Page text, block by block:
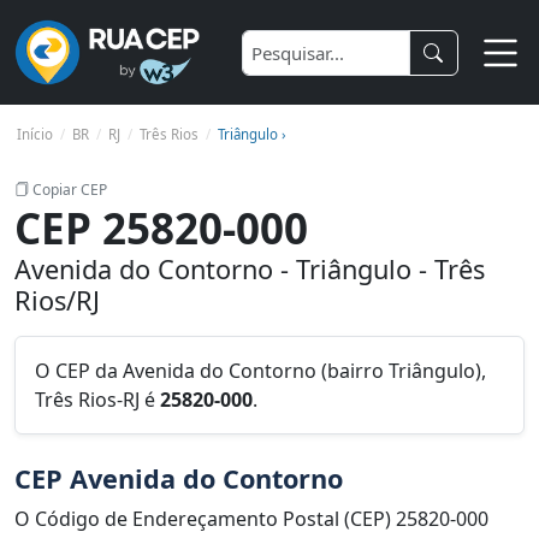
Início BR RJ Três Rios Triângulo ›
Copiar CEP
CEP 25820-000
Avenida do Contorno - Triângulo - Três
Rios/RJ
O CEP da Avenida do Contorno (bairro Triângulo),
Três Rios-RJ é25820-000.
CEP Avenida do Contorno
O Código de Endereçamento Postal (CEP) 25820-000